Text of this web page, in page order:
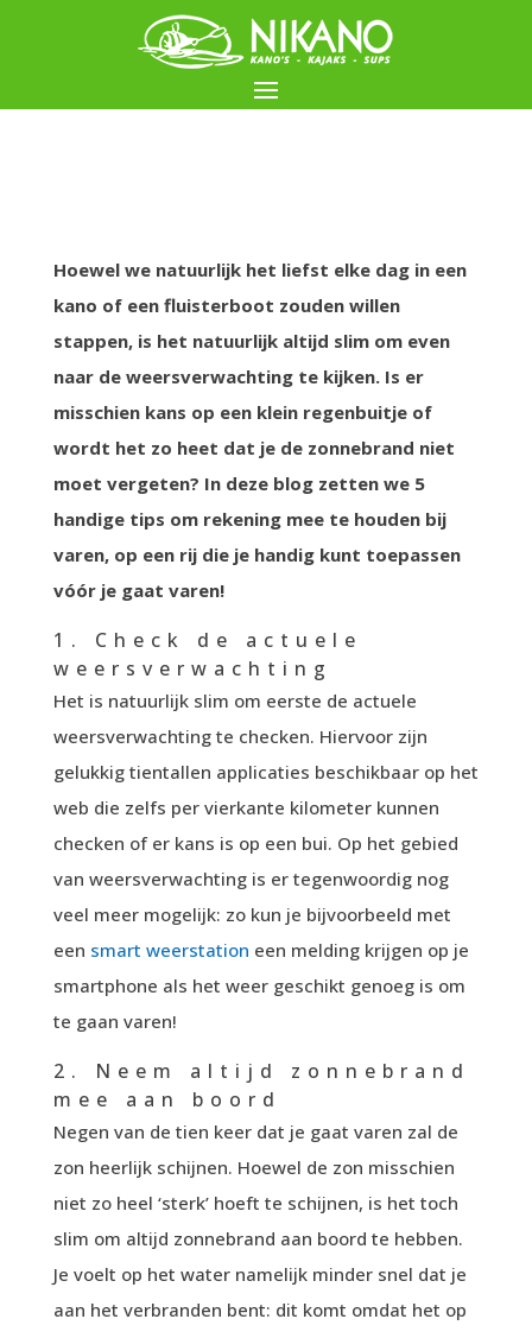
Hoewel we natuurlijk het liefst elke dag in een
kano of een fluisterboot zouden willen
stappen, is het natuurlijk altijd slim om even
naar de weersverwachting te kijken. Is er
misschien kans op een klein regenbuitje of
wordt het zo heet dat je de zonnebrand niet
moet vergeten? In deze blog zetten we 5
handige tips om rekening mee te houden bij
varen, op een rij die je handig kunt toepassen
vóór je gaat varen!
1. Check de actuele
weersverwachting
Het is natuurlijk slim om eerste de actuele
weersverwachting te checken. Hiervoor zijn
gelukkig tientallen applicaties beschikbaar op het
web die zelfs per vierkante kilometer kunnen
checken of er kans is op een bui. Op het gebied
van weersverwachting is er tegenwoordig nog
veel meer mogelijk: zo kun je bijvoorbeeld met
een smart weerstation een melding krijgen op je
smartphone als het weer geschikt genoeg is om
te gaan varen!
2. Neem altijd zonnebrand
mee aan boord
Negen van de tien keer dat je gaat varen zal de
zon heerlijk schijnen. Hoewel de zon misschien
niet zo heel ‘sterk’ hoeft te schijnen, is het toch
slim om altijd zonnebrand aan boord te hebben.
Je voelt op het water namelijk minder snel dat je
aan het verbranden bent: dit komt omdat het op